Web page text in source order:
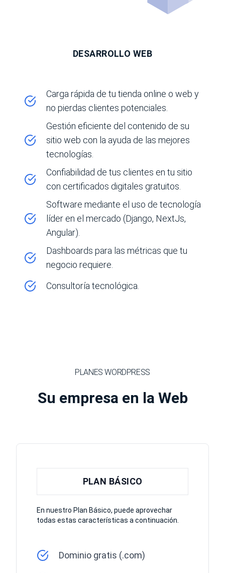
DESARROLLO WEB
Carga rápida de tu tienda online o web y
no pierdas clientes potenciales.
Gestión eficiente del contenido de su
sitio web con la ayuda de las mejores
tecnologías.
Confiabilidad de tus clientes en tu sitio
con certificados digitales gratuitos.
Software mediante el uso de tecnología
líder en el mercado (Django, NextJs,
Angular).
Dashboards para las métricas que tu
negocio requiere.
Consultoría tecnológica.
PLANES WORDPRESS
Su empresa en la Web
PLAN BÁSICO
En nuestro Plan Básico, puede aprovechar
todas estas características a continuación.
Dominio gratis (.com)